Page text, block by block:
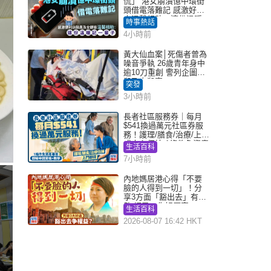
頭借電落難記 感激好心
人溫馨相助：這份溫暖
記一輩子｜Juicy叮
時事熱話
4小時前
黃大仙血案│死傷者曾為
噪音爭執 26歲青年身中
逾10刀重創 警列企圖謀
殺及自殺案
突發
3小時前
長者社區服務券｜每月
$541換過萬元社區券服
務！護理/膳食/治療/上門
或中心任揀 1條件免資產
審查（附申請資格及教
學）
生活百科
7小時前
內地媽居港心得「不要
臉的人得到一切」！分
享3方面「豁出去」有著
數 網民：你好厲害
生活百科
2026-08-07 16:42 HKT